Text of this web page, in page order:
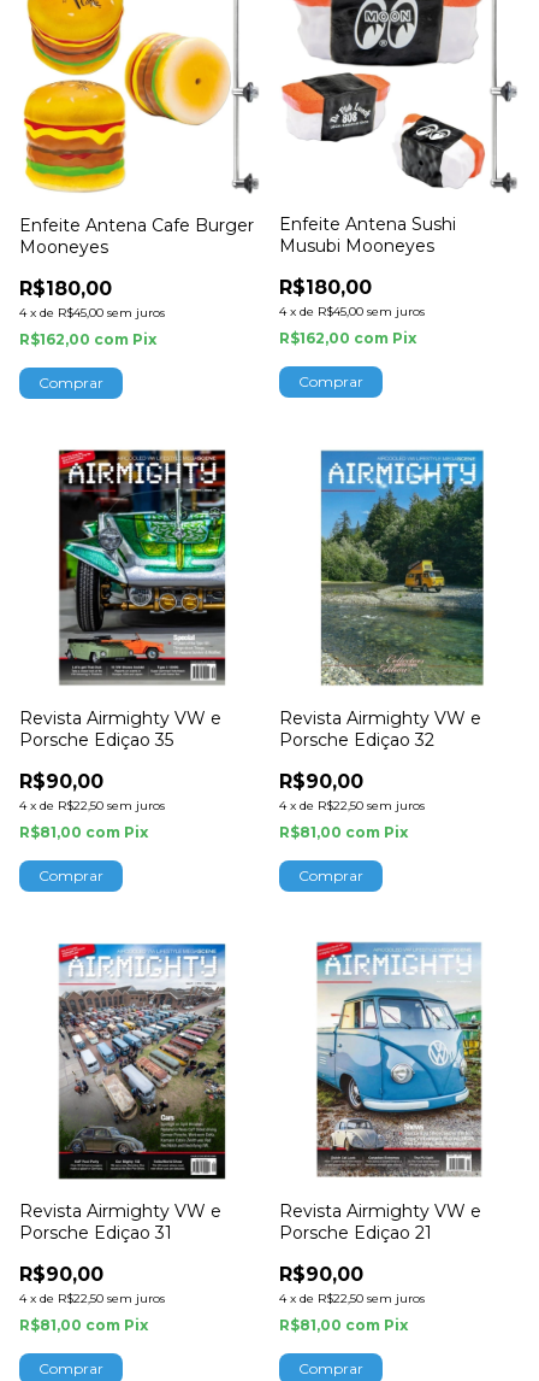
Enfeite Antena Cafe Burger
Mooneyes
R$180,00
4 x de R$45,00 sem juros
R$162,00 com Pix
Enfeite Antena Sushi
Musubi Mooneyes
R$180,00
4 x de R$45,00 sem juros
R$162,00 com Pix
Revista Airmighty VW e
Porsche Ediçao 35
R$90,00
4 x de R$22,50 sem juros
R$81,00 com Pix
Revista Airmighty VW e
Porsche Ediçao 32
R$90,00
4 x de R$22,50 sem juros
R$81,00 com Pix
Revista Airmighty VW e
Porsche Ediçao 31
R$90,00
4 x de R$22,50 sem juros
R$81,00 com Pix
Revista Airmighty VW e
Porsche Ediçao 21
R$90,00
4 x de R$22,50 sem juros
R$81,00 com Pix